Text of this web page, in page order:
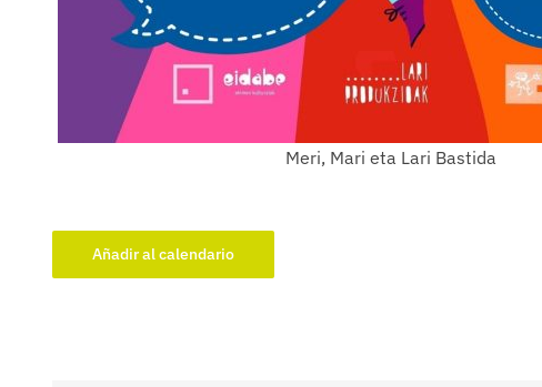
Meri, Mari eta Lari Bastida
Añadir al calendario